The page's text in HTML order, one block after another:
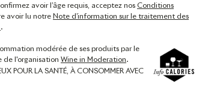
avoir l’âge requis, acceptez nos Conditions
avoir lu notre Note d’information sur le traitement des
.
modérée de ses produits par le
de l'organisation Wine in Moderation.
POUR LA SANTÉ, À CONSOMMER AVEC